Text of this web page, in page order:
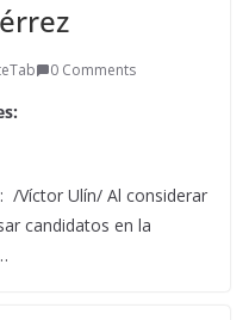
0 Comments
/Víctor Ulín/ Al considerar
candidatos en la